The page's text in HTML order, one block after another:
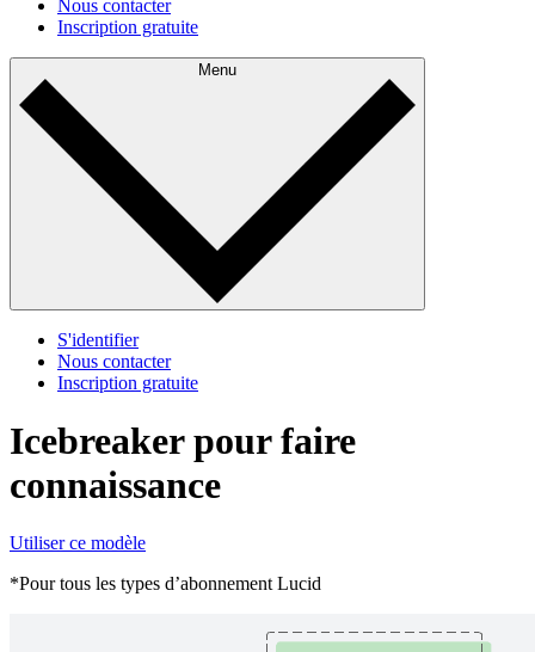
Nous contacter
Inscription gratuite
Menu
S'identifier
Nous contacter
Inscription gratuite
Icebreaker pour faire
connaissance
Utiliser ce modèle
*Pour tous les types d’abonnement Lucid